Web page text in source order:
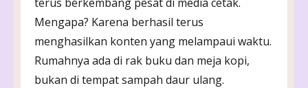
Mengapa? Karena berhasil terus
menghasilkan konten yang melampaui waktu.
Rumahnya ada di rak buku dan meja kopi,
bukan di tempat sampah daur ulang.